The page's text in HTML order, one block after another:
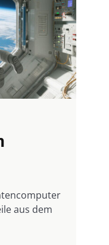
aus dem